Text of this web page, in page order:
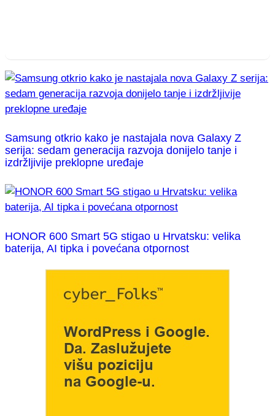
Samsung otkrio kako je nastajala nova Galaxy Z
serija: sedam generacija razvoja donijelo tanje i
izdržljivije preklopne uređaje
HONOR 600 Smart 5G stigao u Hrvatsku: velika
baterija, AI tipka i povećana otpornost